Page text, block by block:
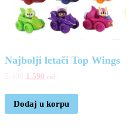
Najbolji letači Top Wings
1.590 rsd
Dodaj u korpu